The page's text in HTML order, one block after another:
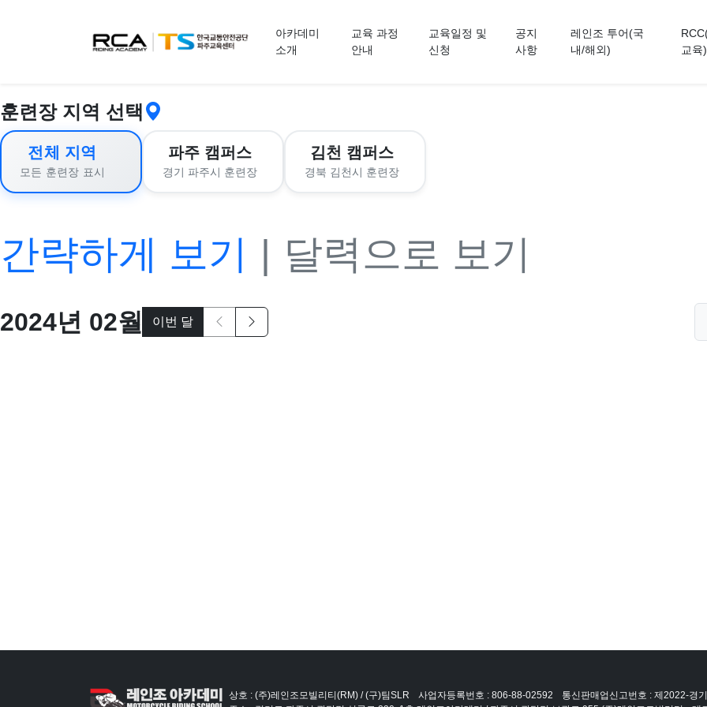
아카데미
소개
교육 과정
안내
교육일정 및
신청
공지
사항
레인조 투어(국
내/해외)
교육)
훈련장 지역 선택
전체 지역
모든 훈련장 표시
파주 캠퍼스
경기 파주시 훈련장
김천 캠퍼스
경북 김천시 훈련장
간략하게 보기 | 달력으로 보기
2024년 02월 이번 달
상호 : (주)레인조모빌리티(RM) / (구)팀SLR 사업자등록번호 : 806-88-02592 통신판매업신고번호 : 제2022-경